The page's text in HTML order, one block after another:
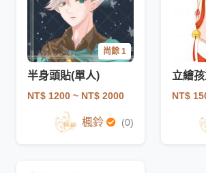
尚餘 1
半身頭貼(單人)
NT$ 1200 ~ NT$ 2000
楓鈴 (0)
NT$